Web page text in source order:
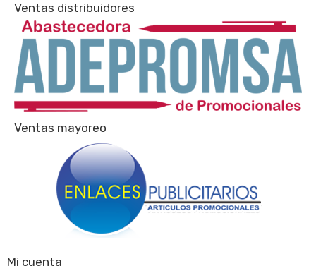
Ventas distribuidores
Ventas mayoreo
Mi cuenta